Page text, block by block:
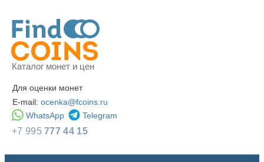
Каталог монет и цен
Для оценки монет
E-mail: ocenka@fcoins.ru
WhatsApp
Telegram
+7 995777 44 15